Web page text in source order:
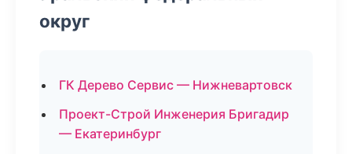
округ
ГК Дерево Сервис — Нижневартовск
Проект-Строй Инженерия Бригадир
— Екатеринбург